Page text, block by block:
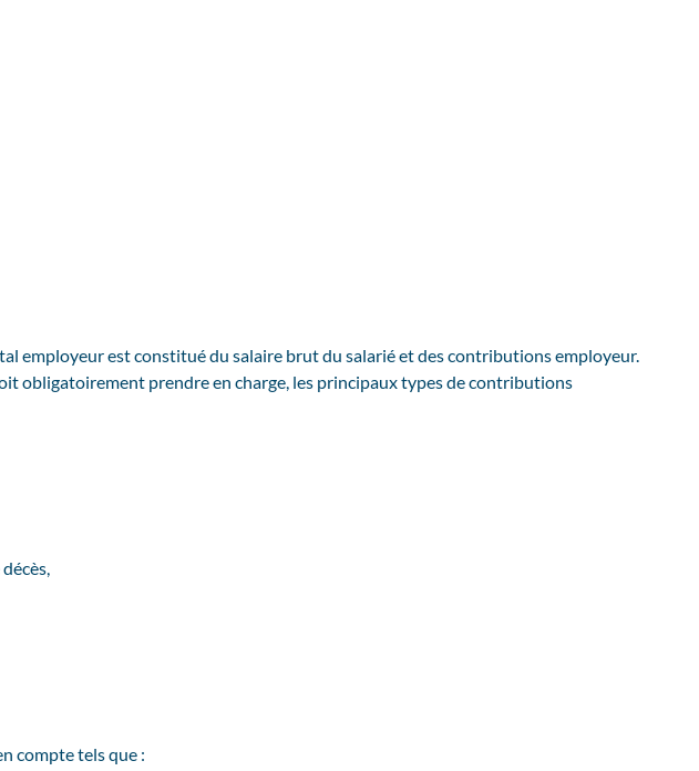
employeur est constitué du salaire brut du salarié et des contributions employeur.
obligatoirement prendre en charge, les principaux types de contributions
compte tels que :